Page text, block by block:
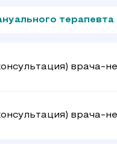
терапевта
врача-
врача-